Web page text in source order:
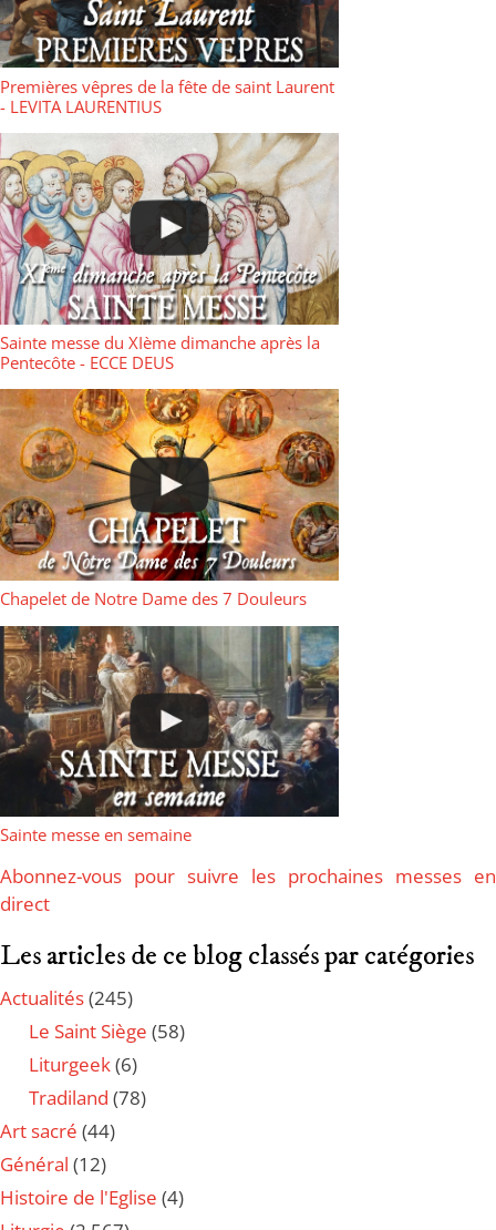
Premières vêpres de la fête de saint Laurent
- LEVITA LAURENTIUS
Sainte messe du XIème dimanche après la
Pentecôte - ECCE DEUS
Chapelet de Notre Dame des 7 Douleurs
Sainte messe en semaine
Abonnez-vous pour suivre les prochaines messes en
direct
Les articles de ce blog classés par catégories
Actualités(245)
Le Saint Siège (58)
Liturgeek(6)
Tradiland (78)
Art sacré (44)
Général (12)
Histoire de l'Eglise (4)